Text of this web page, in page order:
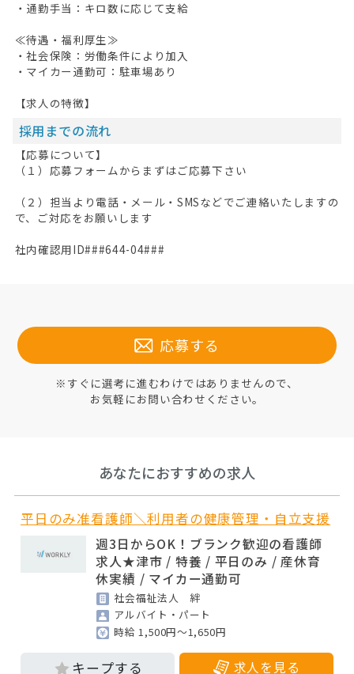
・通勤手当：キロ数に応じて支給
≪待遇・福利厚生≫
・社会保険：労働条件により加入
・マイカー通勤可：駐車場あり
【求人の特徴】
採用までの流れ
【応募について】
（１）応募フォームからまずはご応募下さい
（２）担当より電話・メール・SMSなどでご連絡いたしますの
で、ご対応をお願いします
社内確認用ID###644-04###
応募する
※すぐに選考に進むわけではありませんので、
お気軽にお問い合わせください。
あなたにおすすめの求人
平日のみ准看護師＼利用者の健康管理・自立支援
週3日からOK！ブランク歓迎の看護師
求人★津市 / 特養 / 平日のみ / 産休育
休実績 / マイカー通勤可
社会福祉法人 絆
アルバイト・パート
時給 1,500円～1,650円
求人を見る